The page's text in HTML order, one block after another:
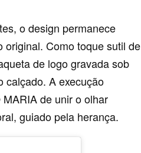
o design permanece
original. Como toque sutil de
de logo gravada sob
calçado. A execução
de unir o olhar
guiado pela herança.